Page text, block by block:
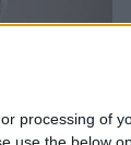
processing of